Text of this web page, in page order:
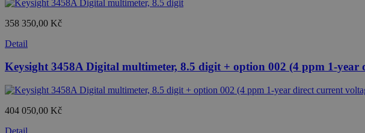
358 350,00 Kč
Detail
Keysight 3458A Digital multimeter, 8.5 digit + option 002 (4 ppm 1-
404 050,00 Kč